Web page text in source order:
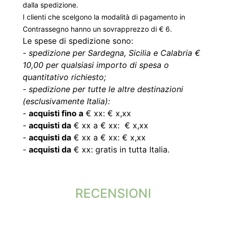
dalla spedizione.
I clienti che scelgono la modalità di pagamento in
Contrassegno hanno un sovrapprezzo di € 6.
Le spese di spedizione sono:
- spedizione per Sardegna, Sicilia e Calabria €
10,00 per qualsiasi importo di spesa o
quantitativo richiesto;
- spedizione per tutte le altre destinazioni
(esclusivamente Italia):
- acquisti fino a € xx: € x,xx
- acquisti da € xx a € xx: € x,xx
- acquisti da € xx a € xx: € x,xx
- acquisti da € xx: gratis in tutta Italia.
RECENSIONI